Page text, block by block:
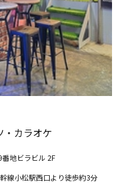
・カラオケ
地ビラビル 2F
線小松駅西口より徒歩約3分